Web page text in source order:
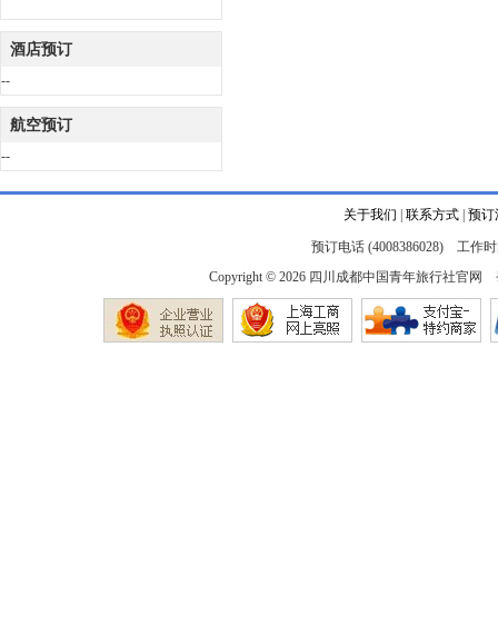
酒店预订
--
航空预订
--
关于我们 联系方式| 预订
预订电话 (4008386028) 工作时
Copyright © 2026 四川成都中国青年旅行社官网